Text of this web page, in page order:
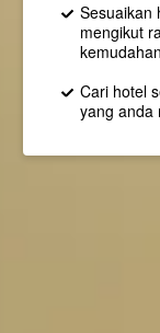
Sesuaikan
mengikut
Cari hotel
yang anda